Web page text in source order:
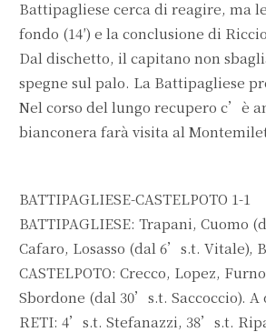
Battipagliese cerca di reagire, ma
fondo (14′) e la conclusione di
Dal dischetto, il capitano non
spegne sul palo. La Battipagliese
Nel corso del lungo recupero c’è
bianconera farà visita al
BATTIPAGLIESE-CASTELPOTO 1-1
BATTIPAGLIESE: Trapani, Cuomo
Cafaro, Losasso (dal 6’s.t. Vitale),
CASTELPOTO: Crecco, Lopez,
Sbordone (dal 30’s.t. Saccoccio).
RETI: 4’s.t. Stefanazzi, 38’s.t.